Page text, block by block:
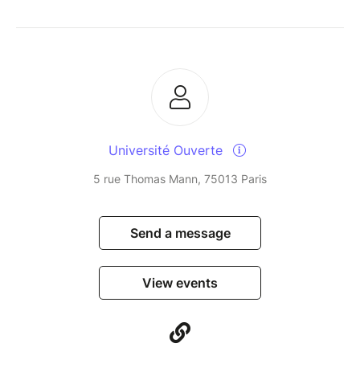
Université Ouverte
5 rue Thomas Mann, 75013 Paris
Send a message
View events